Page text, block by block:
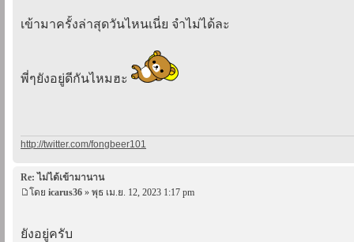
เข้ามาครั้งล่าสุดวันไหนเนี่ย จำไม่ได้ละ
พี่ๆยังอยู่ดีกันไหมฮะ
http://twitter.com/fongbeer101
Re: ไม่ได้เข้ามานาน
โดย icarus36 » พุธ เม.ย. 12, 2023 1:17 pm
ยังอยู่ครับ